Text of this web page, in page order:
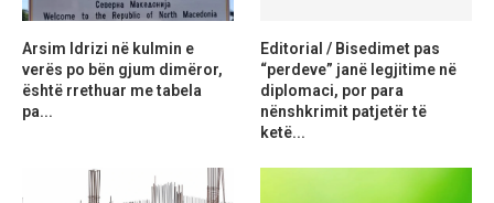
Arsim Idrizi në kulmin e
verës po bën gjum dimëror,
është rrethuar me tabela
pa...
Editorial / Bisedimet pas
“perdeve” janë legjitime në
diplomaci, por para
nënshkrimit patjetër të
ketë...